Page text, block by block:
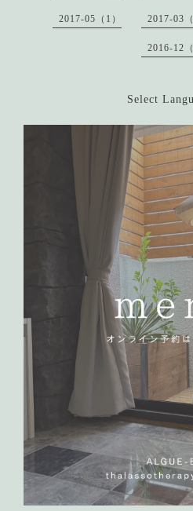
2017-05（1） 2017-03（
2016-12（
Select